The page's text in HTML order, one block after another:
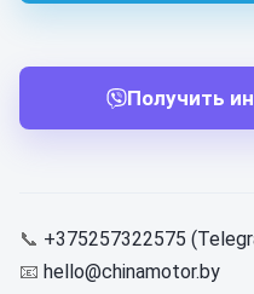
Получить
📞 +375257322575
📧 hello@chinamotor.by